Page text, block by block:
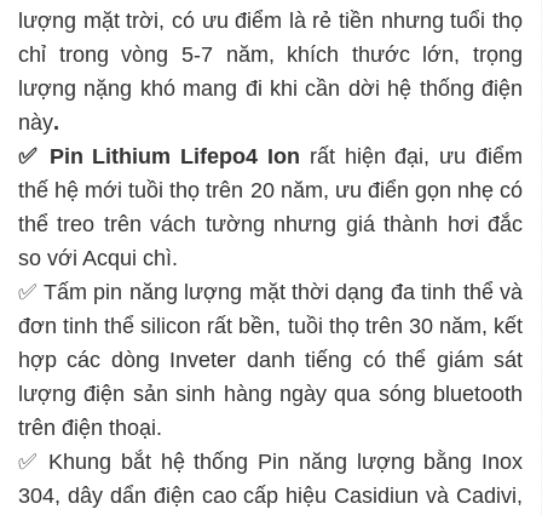
lượng mặt trời, có ưu điểm là rẻ tiền nhưng tuổi thọ
chỉ trong vòng 5-7 năm, khích thước lớn, trọng
lượng nặng khó mang đi khi cần dời hệ thống điện
này.
✅ Pin Lithium Lifepo4 Ion rất hiện đại, ưu điểm
thế hệ mới tuồi thọ trên 20 năm, ưu điển gọn nhẹ có
thể treo trên vách tường nhưng giá thành hơi đắc
so với Acqui chì.
✅ Tấm pin năng lượng mặt thời dạng đa tinh thể và
đơn tinh thể silicon rất bền, tuồi thọ trên 30 năm, kết
hợp các dòng Inveter danh tiếng có thể giám sát
lượng điện sản sinh hàng ngày qua sóng bluetooth
trên điện thoại.
✅ Khung bắt hệ thống Pin năng lượng bằng Inox
304, dây dẩn điện cao cấp hiệu Casidiun và Cadivi,